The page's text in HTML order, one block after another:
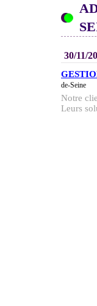
30/11/
de-Seine
Notre
Leurs